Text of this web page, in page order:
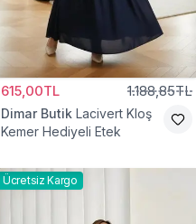
615,00TL 1.188,85TL
Dimar Butik Lacivert Kloş
Kemer Hediyeli Etek
Ücretsiz Kargo